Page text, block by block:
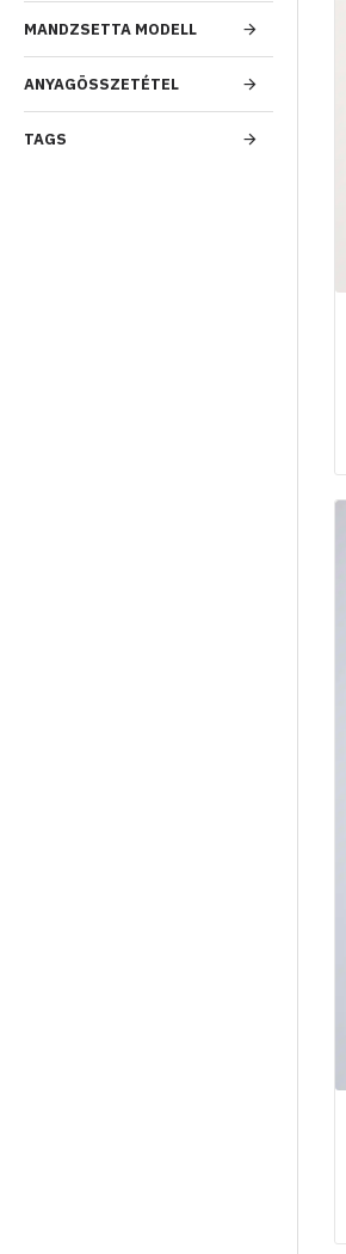
ANYAGÖSSZETÉTEL
MANDZSETTA MODELL
TAGS